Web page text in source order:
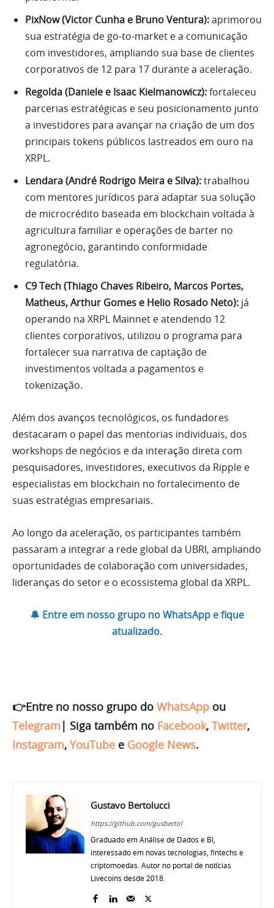
PixNow (Victor Cunha e Bruno Ventura):aprimorou
sua estratégia de go-to-market e a comunicação
com investidores, ampliando sua base de clientes
corporativos de 12 para 17 durante a aceleração.
Regolda (Daniele e Isaac Kielmanowicz):fortaleceu
parcerias estratégicas e seu posicionamento junto
a investidores para avançar na criação de um dos
principais tokens públicos lastreados em ouro na
XRPL.
Lendara (André Rodrigo Meira e Silva):trabalhou
com mentores jurídicos para adaptar sua solução
de microcrédito baseada em blockchain voltada à
agricultura familiar e operações de barter no
agronegócio, garantindo conformidade
regulatória.
C9 Tech (Thiago Chaves Ribeiro, Marcos Portes,
Matheus, Arthur Gomes e Helio Rosado Neto): já
operando na XRPL Mainnet e atendendo 12
clientes corporativos, utilizou o programa para
fortalecer sua narrativa de captação de
investimentos voltada a pagamentos e
tokenização.
Além dos avanços tecnológicos, os fundadores
destacaram o papel das mentorias individuais, dos
workshops de negócios e da interação direta com
pesquisadores, investidores, executivos da Ripple e
especialistas em blockchain no fortalecimento de
suas estratégias empresariais.
Ao longo da aceleração, os participantes também
passaram a integrar a rede global da UBRI, ampliando
oportunidades de colaboração com universidades,
lideranças do setor e o ecossistema global da XRPL.
🔔 Entre em nosso grupo no WhatsApp e fique
atualizado.
👉Entre no nosso grupo do WhatsApp ou
Telegram | Siga também no Facebook, Twitter,
Instagram, YouTube e Google News.
Gustavo Bertolucci
https://github.com/gusbertol
Graduado em Análise de Dados e BI,
interessado em novas tecnologias, fintechs e
criptomoedas. Autor no portal de notícias
Livecoins desde 2018.